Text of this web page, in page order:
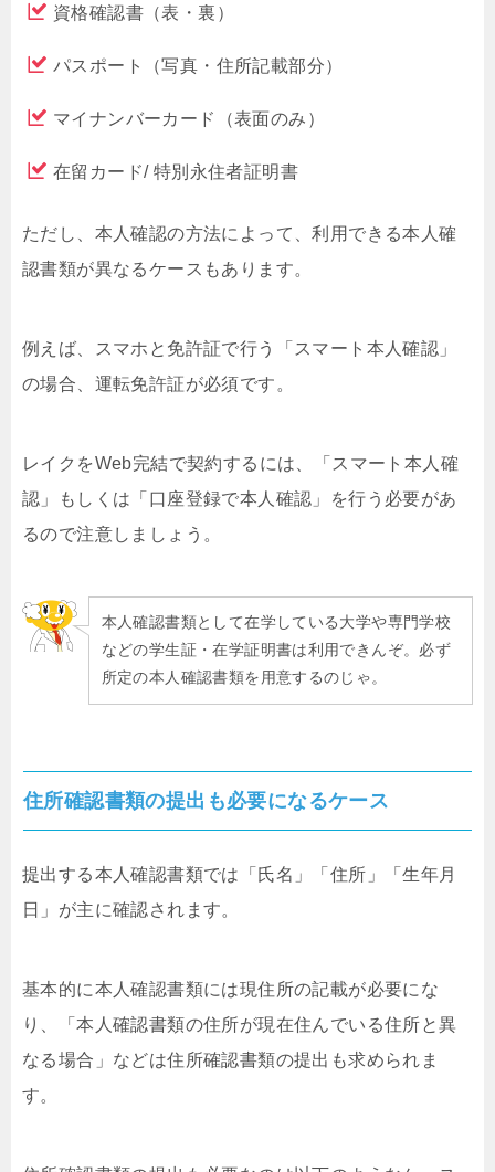
資格確認書（表・裏）
パスポート（写真・住所記載部分）
マイナンバーカード（表面のみ）
在留カード/ 特別永住者証明書
ただし、本人確認の方法によって、利用できる本人確
認書類が異なるケースもあります。
例えば、スマホと免許証で行う「スマート本人確認」
の場合、運転免許証が必須です。
レイクをWeb完結で契約するには、「スマート本人確
認」もしくは「口座登録で本人確認」を行う必要があ
るので注意しましょう。
本人確認書類として在学している大学や専門学校
などの学生証・在学証明書は利用できんぞ。必ず
所定の本人確認書類を用意するのじゃ。
住所確認書類の提出も必要になるケース
提出する本人確認書類では「氏名」「住所」「生年月
日」が主に確認されます。
基本的に本人確認書類には現住所の記載が必要にな
り、「本人確認書類の住所が現在住んでいる住所と異
なる場合」などは住所確認書類の提出も求められま
す。